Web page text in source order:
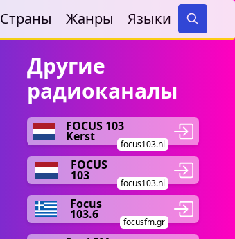
Страны Жанры Языки
Search
Другие
радиоканалы
FOCUS 103
Kerst
focus103.nl
FOCUS
103
focus103.nl
Focus
103.6
focusfm.gr